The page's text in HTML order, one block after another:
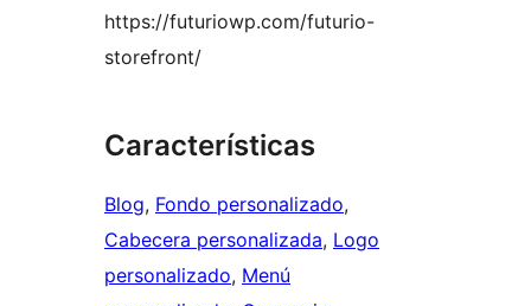
https://futuriowp.com/futurio-
storefront/
Características
Blog, Fondo personalizado
Cabecera personalizada, Logo
personalizado, Menú